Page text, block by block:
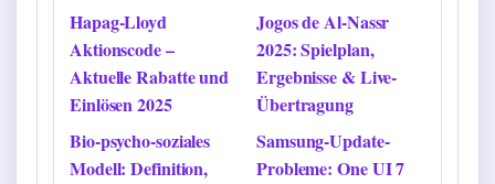
Hapag-Lloyd
Aktionscode –
Aktuelle Rabatte und
Einlösen 2025
Jogos de Al-Nassr
2025: Spielplan,
Ergebnisse & Live-
Übertragung
Bio-psycho-soziales
Modell: Definition,
Samsung-Update-
Probleme: One UI 7